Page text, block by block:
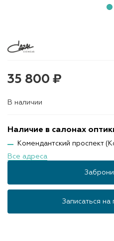
35 800 ₽
В наличии
Наличие в салонах
Комендантский проспект
Все адреса
Записаться